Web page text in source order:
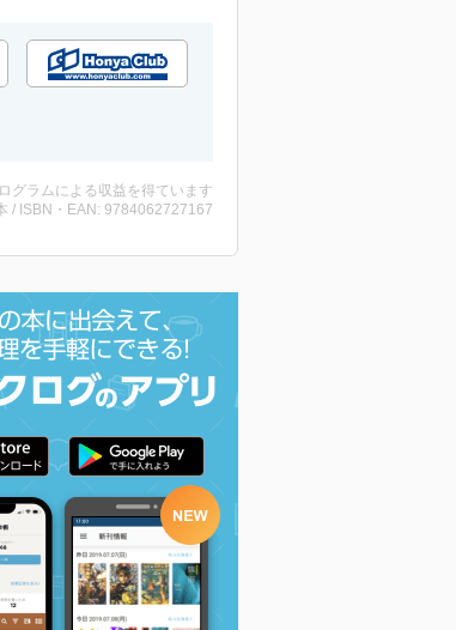
グラムによる収益を得ています
/ ISBN・EAN: 9784062727167